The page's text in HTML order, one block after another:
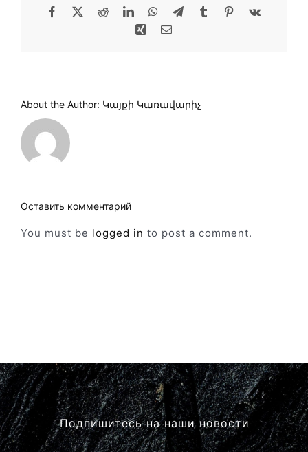
Facebook Reddit LinkedInWhatsAppTelegram
TumblrPinterest
Xing
About the Author: Կայքի Կառավարիչ
Оставить комментарий
You must be logged in to post a comment.
Подпишитесь на наши новости